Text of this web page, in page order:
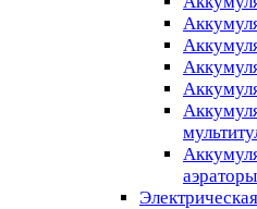
аэраторы